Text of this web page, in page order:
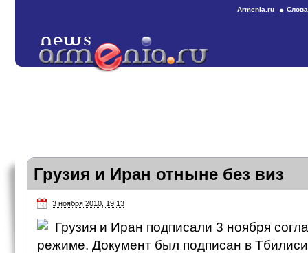
Armenia.ru
Грузия и Иран отныне без виз
3 ноября 2010, 19:13
Грузия и Иран подписали 3 ноября
режиме. Документ был подписан в